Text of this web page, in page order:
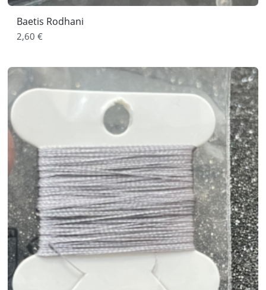
Baetis Rodhani
2,60 €